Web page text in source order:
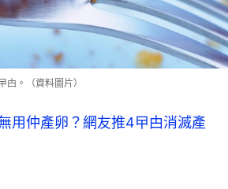
甴。（資料圖片）
用仲產卵？網友推4曱甴消滅產